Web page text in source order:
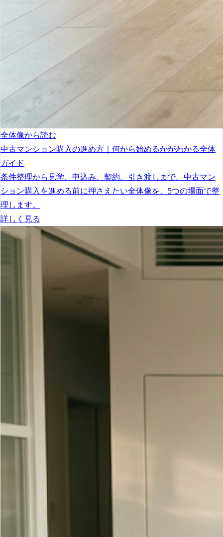
全体像から読む
中古マンション購入の進め方｜何から始めるかがわかる全体
ガイド
条件整理から見学、申込み、契約、引き渡しまで。中古マン
ション購入を進める前に押さえたい全体像を、5つの場面で整
理します。
詳しく見る